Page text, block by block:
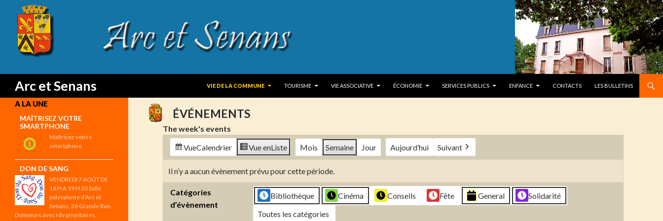
Arc et Senans
Search
VIE DE LA COMMUNE
TOURISME VIE ASSOCIATIVE ÉCONOMIE SERVICES PUBLICS ENFANCE CONTACTS LES BULLETINS
ÉVÉNEMENTS
The week's events
VueCalendrier Vue enListe Mois Semaine Jour Aujourd’hui Suivant
Il n’y a aucun évènement prévu pour cette période.
Catégories
d’évènement
Bibliothèque Cinéma Conseils Fête General
Solidarité
Toutes les catégories
A LA UNE
MAÎTRISEZ VOTRE
SMARTPHONE
Maîtrisez votrre
smartphone
DON DE SANG
VENDREDI 7 AOÛT DE
16 H A 19 H 30 Salle
polyvalente d’Arc et
Senans, 26 Grande Rue.
Donneurs avec rdv prioritaires,